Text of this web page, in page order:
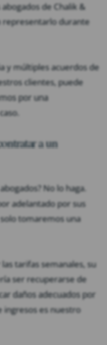
de Chalik &
representarlo durante
y múltiples acuerdos de
clientes, puede
por una
a un
No lo haga.
adelantado por sus
tomaremos una
tarifas semanales, su
ser recuperarse de
daños adecuados por
ingresos es nuestro